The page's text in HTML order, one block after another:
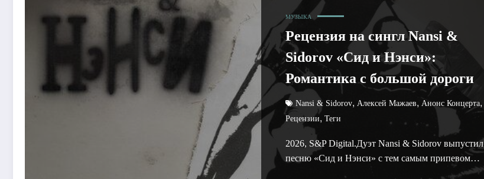
МУЗЫКА
Рецензия на сингл Nansi &
Sidorov «Сид и Нэнси»:
Романтика с большой дороги
Nansi & Sidorov, Алексей Мажаев, Анонс Концерта,
Рецензии, Теги
2026, S&P Digital.Дуэт Nansi & Sidorov выпустил
песню «Сид и Нэнси» с тем самым припевом…